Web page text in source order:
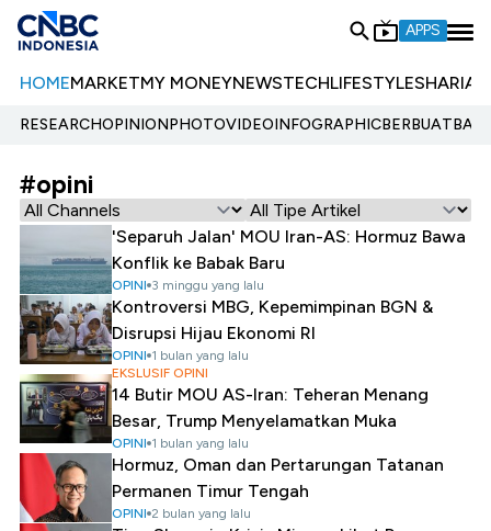
APPS
HOMEMARKETMY MONEYNEWSTECHLIFESTYLESHARIA
RESEARCHOPINIONPHOTOVIDEOINFOGRAPHIC
#opini
'Separuh Jalan' MOU Iran-AS: Hormuz Bawa
Konflik ke Babak Baru
OPINI 3 minggu yang lalu
Kontroversi MBG, Kepemimpinan BGN &
Disrupsi Hijau Ekonomi RI
OPINI 1 bulan yang lalu
EKSLUSIF OPINI
14 Butir MOU AS-Iran: Teheran Menang
Besar, Trump Menyelamatkan Muka
OPINI 1 bulan yang lalu
Hormuz, Oman dan Pertarungan Tatanan
Permanen Timur Tengah
OPINI 2 bulan yang lalu